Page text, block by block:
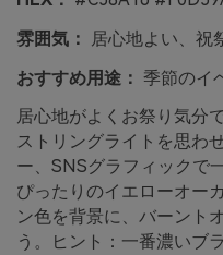
雰囲気：
居心地よい、祝
おすすめ用途： 季節のイ
居心地がよくお祭り気分
ストリングライトを思わ
ー、SNSグラフィックで
ぴったりのイエローオー
ン色を背景に、バーント
う。ヒント：一番濃いブ